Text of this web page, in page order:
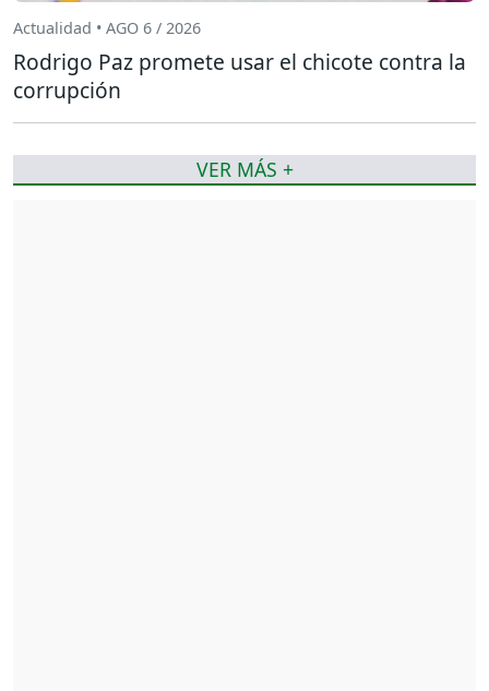
Actualidad • AGO 6 / 2026
Rodrigo Paz promete usar el chicote contra la
corrupción
VER MÁS +